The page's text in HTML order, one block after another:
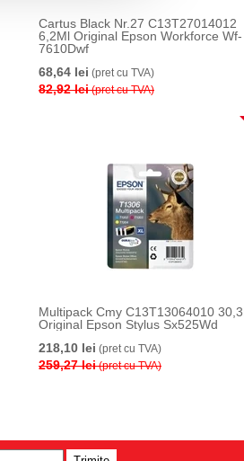
Cartus Black Nr.27 C13T27014012
6,2Ml Original Epson Workforce Wf-
7610Dwf
68,64 lei (pret cu TVA)
82,92 lei(pret cu TVA)
Multipack Cmy C13T13064010
Original Epson Stylus Sx525Wd
218,10 lei (pret cu TVA)
259,27 lei(pret cu TVA)